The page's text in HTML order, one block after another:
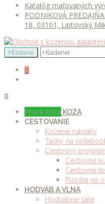
Katalóg maľovaných
PODNIKOVÁ
18, 03101, Liptovský
0
0
Pravá koža KOŽA
CESTOVANIE
Kožené ruksaky
Tašky na
Cestovný
Cestovné
Cestovné
Púzdra na
HODVÁB A VLNA
Hodvábne šále